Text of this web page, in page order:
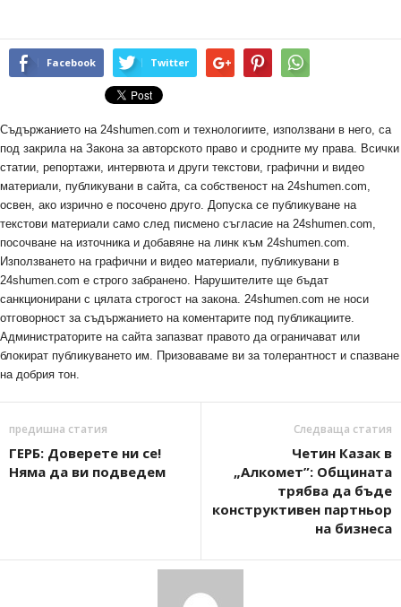
Facebook Twitter
Съдържанието на 24shumen.com и технологиите, използвани в него, са
под закрила на Закона за авторското право и сродните му права. Всички
статии, репортажи, интервюта и други текстови, графични и видео
материали, публикувани в сайта, са собственост на 24shumen.com,
освен, ако изрично е посочено друго. Допуска се публикуване на
текстови материали само след писмено съгласие на 24shumen.com,
посочване на източника и добавяне на линк към 24shumen.com.
Използването на графични и видео материали, публикувани в
24shumen.com е строго забранено. Нарушителите ще бъдат
санкционирани с цялата строгост на закона. 24shumen.com не носи
отговорност за съдържанието на коментарите под публикациите.
Администраторите на сайта запазват правото да ограничават или
блокират публикуването им. Призоваваме ви за толерантност и спазване
на добрия тон.
предишна статия
ГЕРБ: Доверете ни се!
Няма да ви подведем
Следваща статия
Четин Казак в
„Алкомет”: Общината
трябва да бъде
конструктивен партньор
на бизнеса